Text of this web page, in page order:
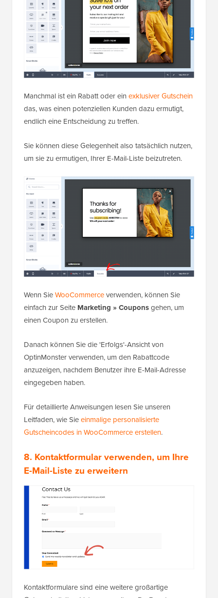
Manchmal ist ein Rabatt oder ein exklusiver Gutschein
das, was einen potenziellen Kunden dazu ermutigt,
endlich eine Entscheidung zu treffen.
Sie können diese Gelegenheit also tatsächlich nutzen,
um sie zu ermutigen, Ihrer E-Mail-Liste beizutreten.
Wenn SieWooCommerceverwenden, können Sie
einfach zur Seite Marketing » Couponsgehen, um
einen Coupon zu erstellen.
Danach können Sie die 'Erfolgs'-Ansicht von
OptinMonster verwenden, um den Rabattcode
anzuzeigen, nachdem Benutzer ihre E-Mail-Adresse
eingegeben haben.
Für detaillierte Anweisungen lesen Sie unseren
Leitfaden, wie Sieeinmalige personalisierte
Gutscheincodes in WooCommerce erstellen.
8. Kontaktformular verwenden, um Ihre
E-Mail-Liste zu erweitern
Kontaktformulare sind eine weitere großartige